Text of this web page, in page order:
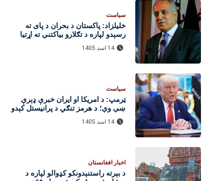
سیاست
خلیلزاد: پاکستان د بحران د پای ته
رسېدو لپاره د تګلارو بیاکتنې ته اړتیا
لري
14 اسد 1405
سیاست
ټرمپ: د امریکا او ایران خبرې ډېرې
ښې وې؛ د هرمز تنګي د پرانیستل کېدو
هیله شته
14 اسد 1405
اخبار افغانستان
د بېرته راستنېدونکو کډوالو لپاره د